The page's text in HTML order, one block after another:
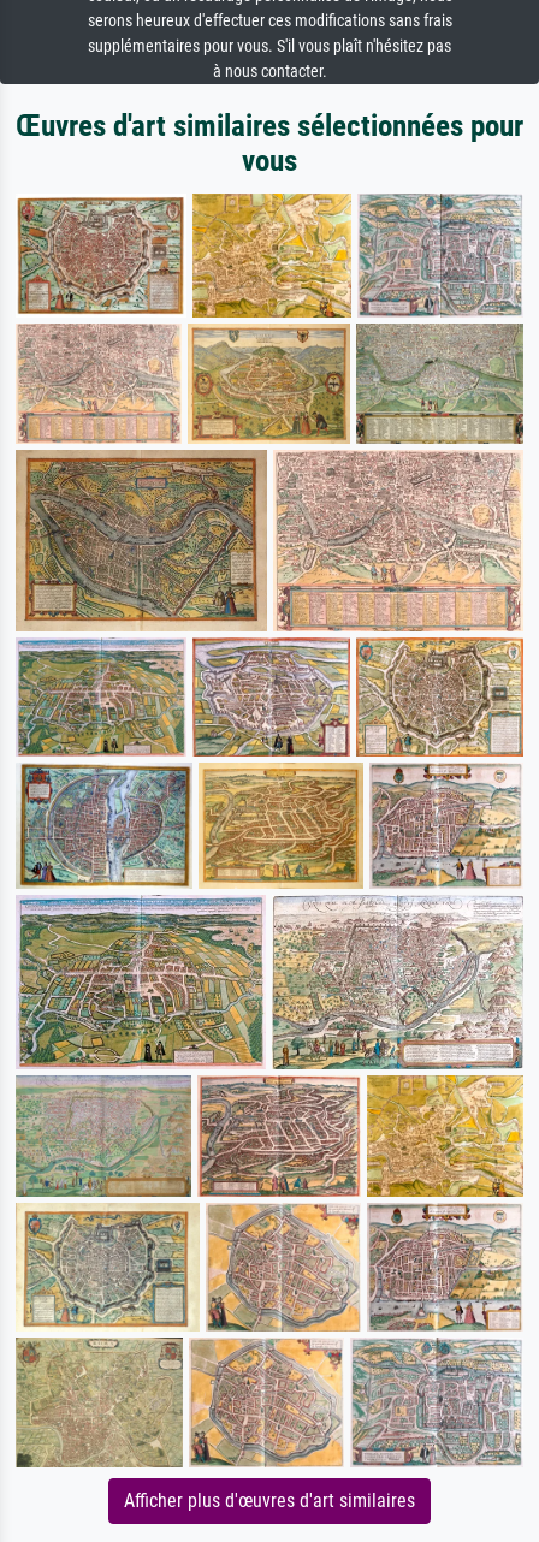
serons heureux d'effectuer ces modifications sans frais
supplémentaires pour vous. S'il vous plaît n'hésitez pas
à nous contacter.
Œuvres d'art similaires sélectionnées pour
vous
Afficher plus d'œuvres d'art similaires